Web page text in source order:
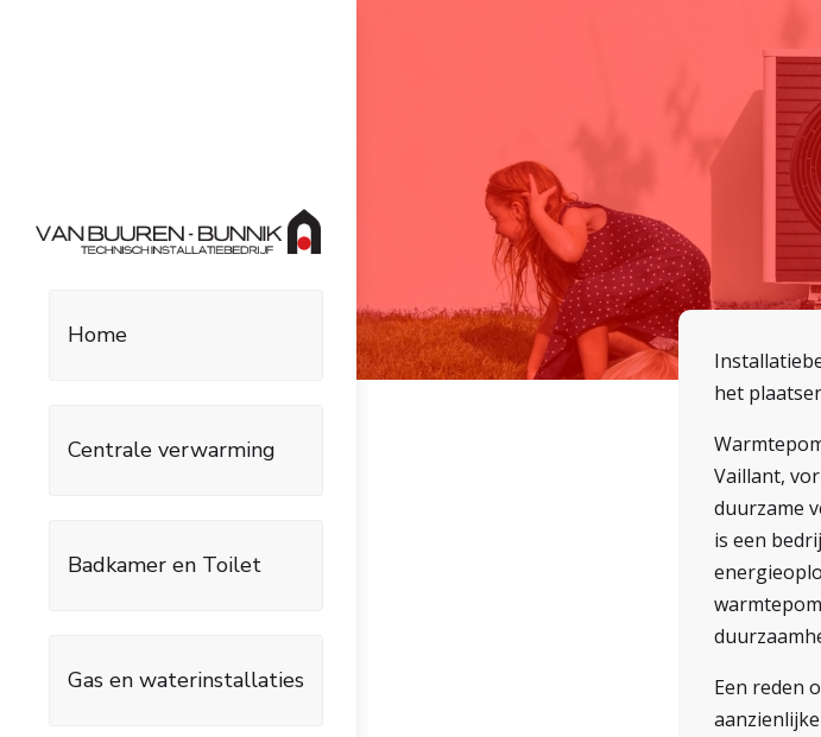
Home
Centrale verwarming
Badkamer en Toilet
Gas en waterinstallaties
het
Vaillant,
duurzame
is een
Een reden